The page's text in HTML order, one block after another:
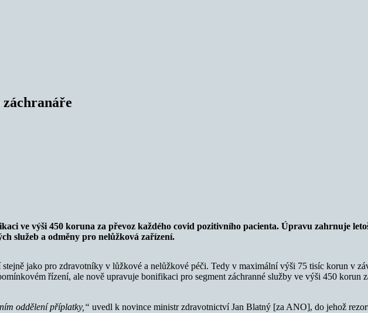
záchranáře
ve výši 450 koruna za převoz každého covid pozitivního pacienta. Úpravu zahrnuje
služeb a odměny pro nelůžková zařízení.
jako pro zdravotníky v lůžkové a nelůžkové péči. Tedy v maximální výši 75 tisíc korun v
řízení, ale nově upravuje bonifikaci pro segment záchranné služby ve výši 450 korun
oddělení příplatky,“ uvedl k novince ministr zdravotnictví Jan Blatný [za ANO], do jehož